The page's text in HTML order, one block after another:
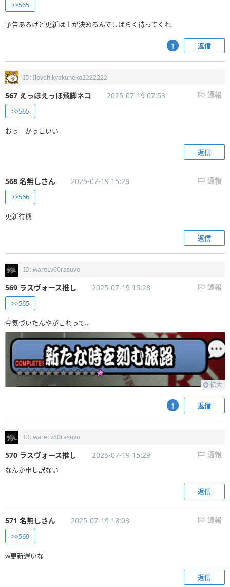
>>565
予告あるけど更新は上が決めるんでしばらく待ってくれ
返信
1
ID: Ilovehikyakuneko2222222
567 えっほえっほ飛脚ネコ 2025-07-19 07:53 通報
>>565
おっ かっこいい
返信
568 名無しさん 2025-07-19 15:28 通報
>>566
更新待機
返信
ID: wareLv60rasuvo
569 ラスヴォース推し 2025-07-19 15:28 通報
>>565
今気づいたんやがこれって…
拡大
返信
1
ID: wareLv60rasuvo
570 ラスヴォース推し 2025-07-19 15:29 通報
なんか申し訳ない
返信
571 名無しさん 2025-07-19 18:03 通報
>>569
w更新遅いな
返信